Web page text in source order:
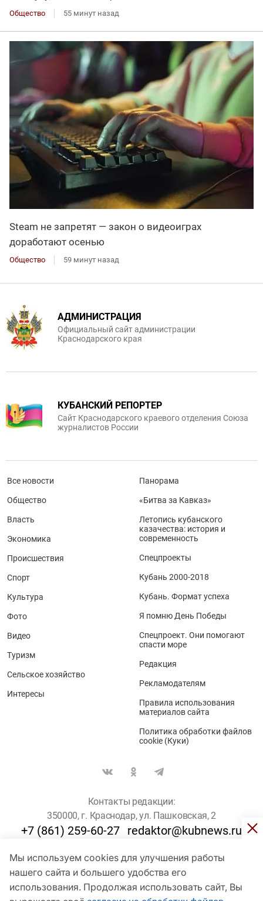
Общество 55 минут назад
Steam не запретят — закон о видеоиграх
доработают осенью
Общество 59 минут назад
Мы используем cookies для улучшения работы
нашего сайта и большего удобства его
использования. Продолжая использовать сайт, Вы
АДМИНИСТРАЦИЯ
Официальный сайт администрации
Краснодарского края
КУБАНСКИЙ РЕПОРТЕР
Сайт Краснодарского краевого отделения Союза
журналистов России
Все новости
Общество
Власть
Экономика
Происшествия
Спорт
Культура
Фото
Видео
Туризм
Сельское хозяйство
Интересы
Панорама
«Битва за Кавказ»
Летопись кубанского
казачества: история и
современность
Спецпроекты
Кубань 2000-2018
Кубань. Формат успеха
Я помню День Победы
Спецпроект. Они помогают
спасти море
Редакция
Рекламодателям
Правила использования
материалов сайта
Политика обработки файлов
cookie (Куки)
Контакты редакции:
350000, г. Краснодар, ул. Пашковская, 2
+7 (861) 259-60-27 redaktor@kubnews.ru
Для пользователей старше 16 лет
© Кубанские Новости, 2017